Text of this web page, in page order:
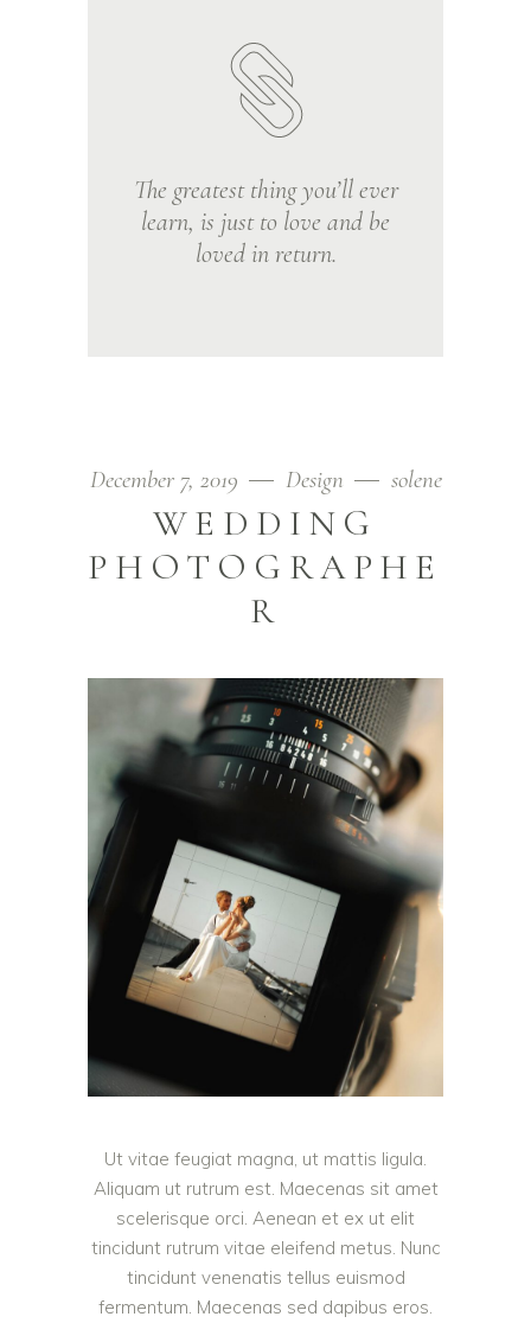
The greatest thing you’ll ever
learn, is just to love and be
loved in return.
December 7, 2019 Design solene
WEDDING
PHOTOGRAPHE
R
Ut vitae feugiat magna, ut mattis ligula.
Aliquam ut rutrum est. Maecenas sit amet
scelerisque orci. Aenean et ex ut elit
tincidunt rutrum vitae eleifend metus. Nunc
tincidunt venenatis tellus euismod
fermentum. Maecenas sed dapibus eros.